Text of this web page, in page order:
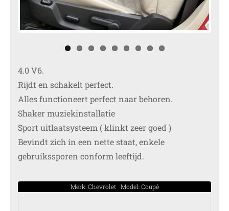
ous
4.0 V6.
Rijdt en schakelt perfect.
Alles functioneert perfect naar behoren.
Shaker muziekinstallatie
Sport uitlaatsysteem ( klinkt zeer goed )
Bevindt zich in een nette staat, enkele
gebruikssporen conform leeftijd.
Merk: Chevrolet Model: Coupé